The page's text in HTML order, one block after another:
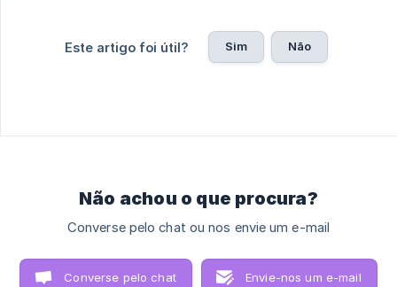
Este artigo foi útil? Sim Não
Não achou o que procura?
Converse pelo chat ou nos envie um e-mail
Converse pelo chat Envie-nos um e-mail